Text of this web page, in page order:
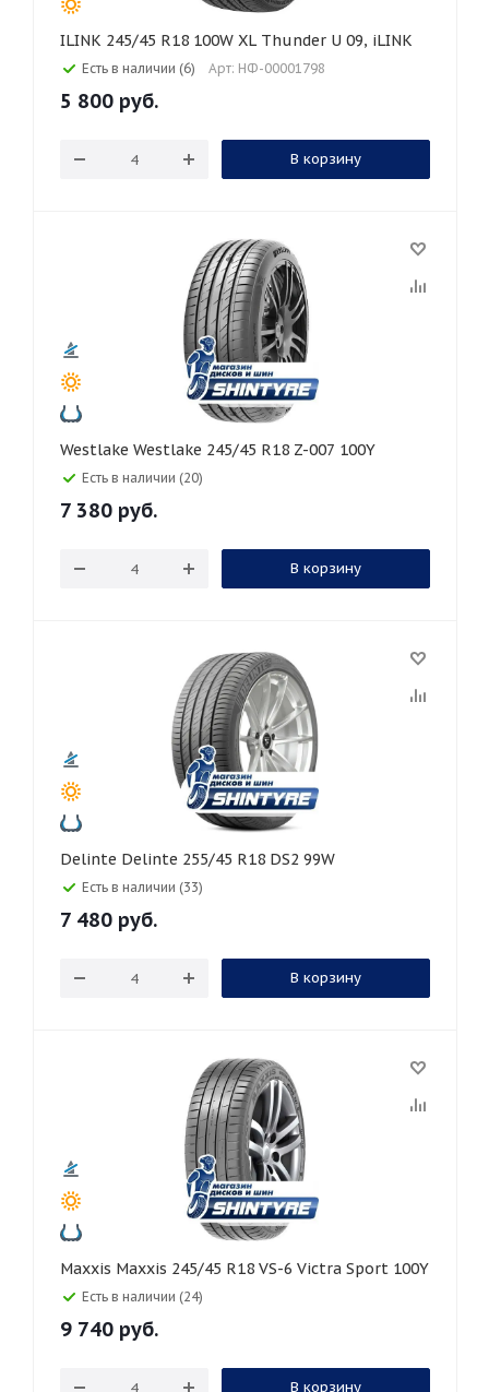
ILINK 245/45 R18 100W XL Thunder U 09, iLINK
Есть в наличии (6) Арт: НФ-00001798
5 800 руб.
В корзину
Westlake Westlake 245/45 R18 Z-007 100Y
Есть в наличии (20)
7 380 руб.
В корзину
Delinte Delinte 255/45 R18 DS2 99W
Есть в наличии (33)
7 480 руб.
В корзину
Maxxis Maxxis 245/45 R18 VS-6 Victra Sport 100Y
Есть в наличии (24)
9 740 руб.
В корзину